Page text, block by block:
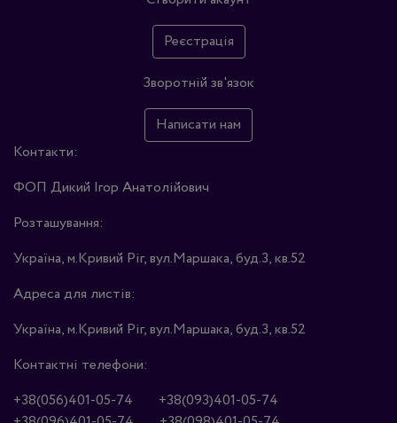
Реєстрація
Зворотній зв'язок
Написати нам
Контакти:
ФОП Дикий Ігор Анатолійович
Розташування:
Україна, м.Кривий Ріг, вул.Маршака, буд.3, кв.52
Адреса для листів:
Україна, м.Кривий Ріг, вул.Маршака, буд.3, кв.52
Контактні телефони:
+38(056)401-05-74
+38(093)401-05-74